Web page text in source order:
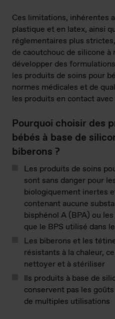
Ces limitations, inhérentes
plastique et en latex, ainsi
réglementaires plus
de caoutchouc de silicone
développer des
les produits de soins pour
normes médicales et de
les produits en contact
Pourquoi choisir des
bébés à base de
biberons ?
Les produits de soins
sont sans danger pour
biologiquement inertes
contenant aucune
bisphénol A (BPA) ou
que le BPS utilisé dans
Les biberons et les
résistants à la chaleur,
nettoyer et à stériliser
Ils produits à base de
conservent pas les
de multiples utilisations